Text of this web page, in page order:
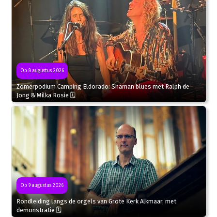
Op 8 augustus 2026
Zomerpodium Camping Eldorado: Shaman blues met Ralph de
Jong & Milka Rosie 🗓
Op 9 augustus 2026
Rondleiding langs de orgels van Grote Kerk Alkmaar, met
demonstratie 🗓